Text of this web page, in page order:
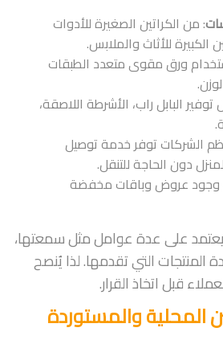
: من الكراتين الصغيرة للأدوات
الكبيرة للأثاث والملابس.
ورق مقوى متعدد الطبقات
توفير البابل راب، الأشرطة اللاصقة،
الشركات توفر خدمة توصيل
دون الحاجة للتنقل.
عروض وباقات مخفضة
يعتمد على عدة عوامل مثل سمعتها،
المنتجات التي تقدمها. لذا يُنصح
قبل اتخاذ القرار.
المحلية والمستوردة